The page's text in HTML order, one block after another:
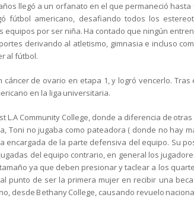
llegó a un orfanato en el que permaneció
fútbol americano, desafiando todos los
equipos por ser niña. Ha contado que ningún
derivando al atletismo, gimnasia e incluso
al fútbol.
cáncer de ovario en etapa 1, y logró vencerlo.
en la liga universitaria.
L.A Community College, donde a diferencia de
Toni no jugaba como pateadora ( donde no hay
encargada de la parte defensiva del equipo. Su
del equipo contrario, en general los
ya que deben presionar y taclear a los
punto de ser la primera mujer en recibir una
desde Bethany College, causando revuelo